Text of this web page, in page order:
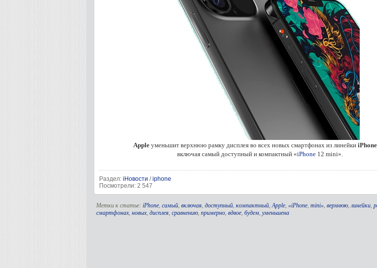
Apple уменьшит верхнюю рамку дисплея во всех новых смартфонах из линейки
включая самый доступный и компактный «iPhone 12 mini».
Раздел: iНовости /iphone
Посмотрели: 2 547
Метки к статье: iPhone, самый, включая, доступный, компактный,Apple, «iPhone, mini», верхнюю,линейки,
смартфонах, новых, дисплея, сравнению, примерно, вдвое, будем, уменьшена